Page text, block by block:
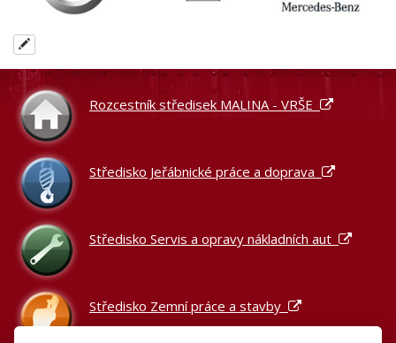
Rozcestník středisek MALINA - VRŠE
Středisko Jeřábnické práce a doprava
Středisko Servis a opravy nákladních aut
Středisko Zemní práce a stavby